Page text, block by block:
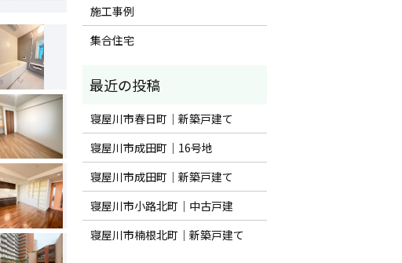
施工事例
集合住宅
寝屋川市春日町｜新築戸建て
寝屋川市成田町｜16号地
寝屋川市成田町｜新築戸建て
寝屋川市小路北町｜中古戸建
寝屋川市楠根北町｜新築戸建て